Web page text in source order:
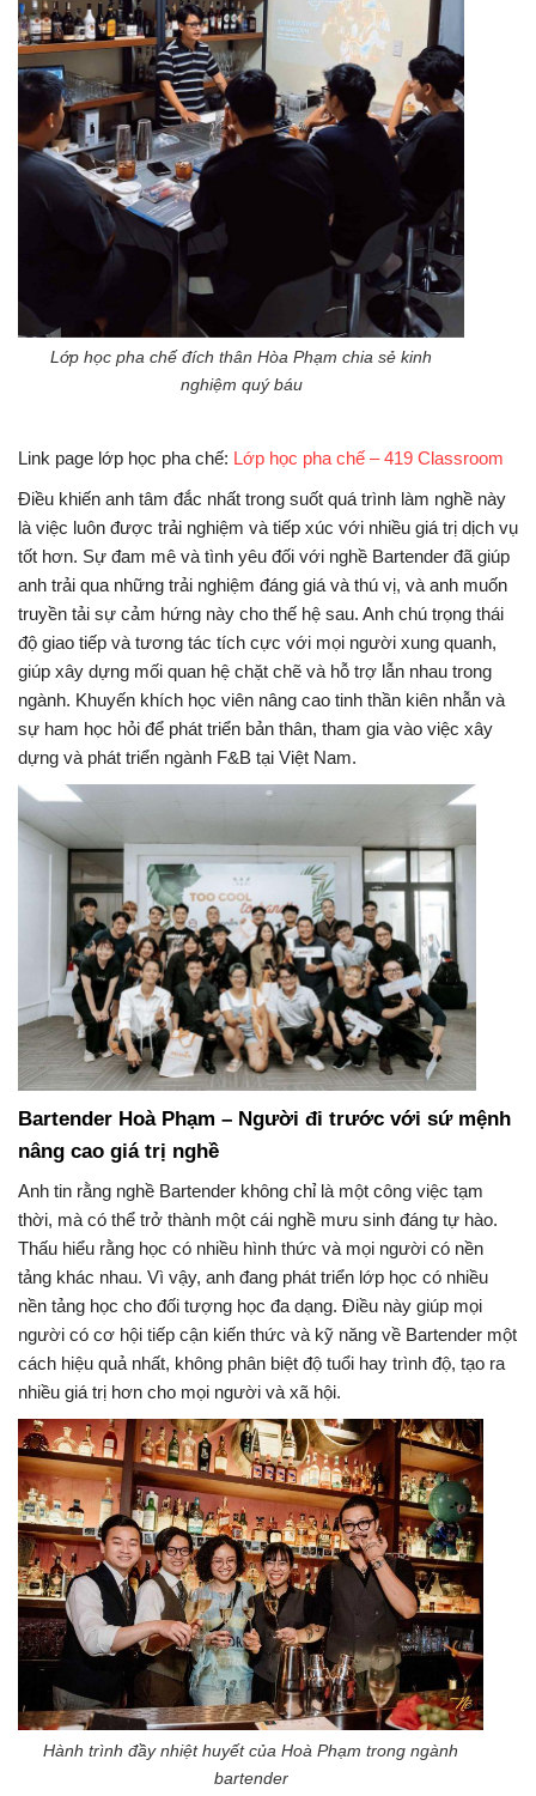
Lớp học pha chế đích thân Hòa Phạm chia sẻ kinh
nghiệm quý báu
Link page lớp học pha chế: Lớp học pha chế – 419 Classroom
Điều khiến anh tâm đắc nhất trong suốt quá trình làm nghề này
là việc luôn được trải nghiệm và tiếp xúc với nhiều giá trị dịch vụ
tốt hơn. Sự đam mê và tình yêu đối với nghề Bartender đã giúp
anh trải qua những trải nghiệm đáng giá và thú vị, và anh muốn
truyền tải sự cảm hứng này cho thế hệ sau. Anh chú trọng thái
độ giao tiếp và tương tác tích cực với mọi người xung quanh,
giúp xây dựng mối quan hệ chặt chẽ và hỗ trợ lẫn nhau trong
ngành. Khuyến khích học viên nâng cao tinh thần kiên nhẫn và
sự ham học hỏi để phát triển bản thân, tham gia vào việc xây
dựng và phát triển ngành F&B tại Việt Nam.
Bartender Hoà Phạm – Người đi trước với sứ mệnh
nâng cao giá trị nghề
Anh tin rằng nghề Bartender không chỉ là một công việc tạm
thời, mà có thể trở thành một cái nghề mưu sinh đáng tự hào.
Thấu hiểu rằng học có nhiều hình thức và mọi người có nền
tảng khác nhau. Vì vậy, anh đang phát triển lớp học có nhiều
nền tảng học cho đối tượng học đa dạng. Điều này giúp mọi
người có cơ hội tiếp cận kiến thức và kỹ năng về Bartender một
cách hiệu quả nhất, không phân biệt độ tuổi hay trình độ, tạo ra
nhiều giá trị hơn cho mọi người và xã hội.
Hành trình đầy nhiệt huyết của Hoà Phạm trong ngành
bartender